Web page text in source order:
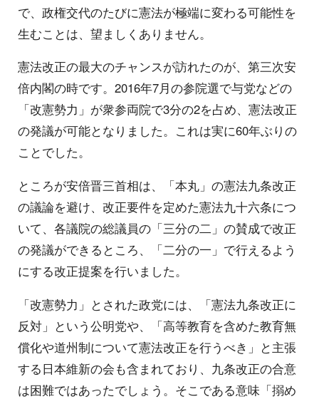
で、政権交代のたびに憲法が極端に変わる可能性を
生むことは、望ましくありません。
憲法改正の最大のチャンスが訪れたのが、第三次安
倍内閣の時です。2016年7月の参院選で与党などの
「改憲勢力」が衆参両院で3分の2を占め、憲法改正
の発議が可能となりました。これは実に60年ぶりの
ことでした。
ところが安倍晋三首相は、「本丸」の憲法九条改正
の議論を避け、改正要件を定めた憲法九十六条につ
いて、各議院の総議員の「三分の二」の賛成で改正
の発議ができるところ、「二分の一」で行えるよう
にする改正提案を行いました。
「改憲勢力」とされた政党には、「憲法九条改正に
反対」という公明党や、「高等教育を含めた教育無
償化や道州制について憲法改正を行うべき」と主張
する日本維新の会も含まれており、九条改正の合意
は困難ではあったでしょう。そこである意味「搦め